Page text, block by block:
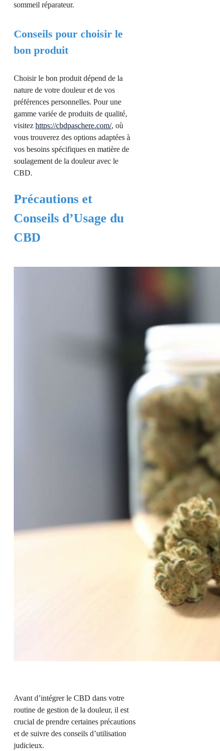
sommeil réparateur.
Conseils pour choisir le
bon produit
Choisir le bon produit dépend de la
nature de votre douleur et de vos
préférences personnelles. Pour une
gamme variée de produits de qualité,
visitez https://cbdpaschere.com/, où
vous trouverez des options adaptées à
vos besoins spécifiques en matière de
soulagement de la douleur avec le
CBD.
Précautions et
Conseils d’Usage du
CBD
Avant d’intégrer le CBD dans votre
routine de gestion de la douleur, il est
crucial de prendre certaines précautions
et de suivre des conseils d’utilisation
judicieux.